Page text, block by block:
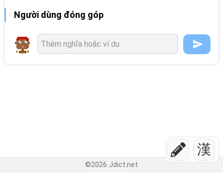
漢
Người dùng đóng góp
©2026 Jdict.net